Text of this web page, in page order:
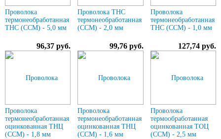
Проволока
термонеобработанная
ТНС (ССМ) - 5,0 мм
96,37 руб.
Проволока ТНС
термонеобработанная
(ССМ) - 2,0 мм
99,76 руб.
Проволока
термонеобработанная
ТНС (ССМ) - 1,0 мм
127,74 руб.
Проволока
термонеобработанная
оцинкованная ТНЦ
(ССМ) - 1,8 мм
Проволока
термонеобработанная
оцинкованная ТНЦ
(ССМ) - 1,6 мм
Проволока
термообработанная
оцинкованная ТОЦ
(ССМ) - 2,5 мм